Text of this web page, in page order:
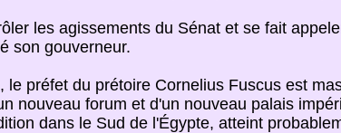
les agissements du Sénat et se fait
son gouverneur.
préfet du prétoire Cornelius Fuscus est
nouveau forum et d'un nouveau palais
dans le Sud de l'Égypte, atteint